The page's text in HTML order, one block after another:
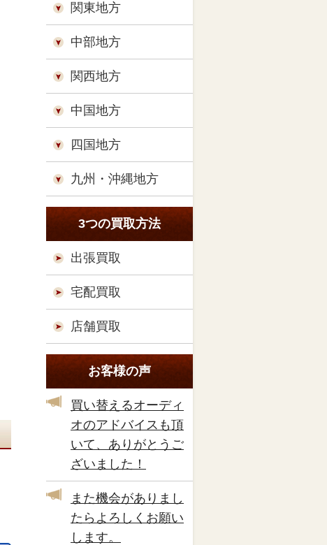
関東地方
中部地方
関西地方
中国地方
四国地方
九州・沖縄地方
3つの買取方法
出張買取
宅配買取
店舗買取
お客様の声
買い替えるオーディ
オのアドバイスも頂
いて、ありがとうご
ざいました！
また機会がありまし
たらよろしくお願い
します。